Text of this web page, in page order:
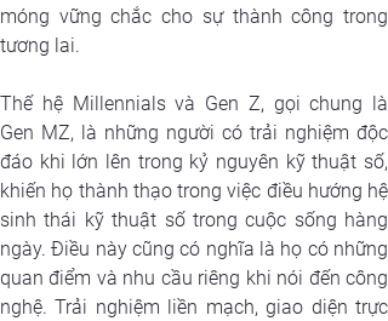
móng vững chắc cho sự thành công trong
tương lai.
Thế hệ Millennials và Gen Z, gọi chung là
Gen MZ, là những người có trải nghiệm độc
đáo khi lớn lên trong kỷ nguyên kỹ thuật số,
khiến họ thành thạo trong việc điều hướng hệ
sinh thái kỹ thuật số trong cuộc sống hàng
ngày. Điều này cũng có nghĩa là họ có những
quan điểm và nhu cầu riêng khi nói đến công
nghệ. Trải nghiệm liền mạch, giao diện trực